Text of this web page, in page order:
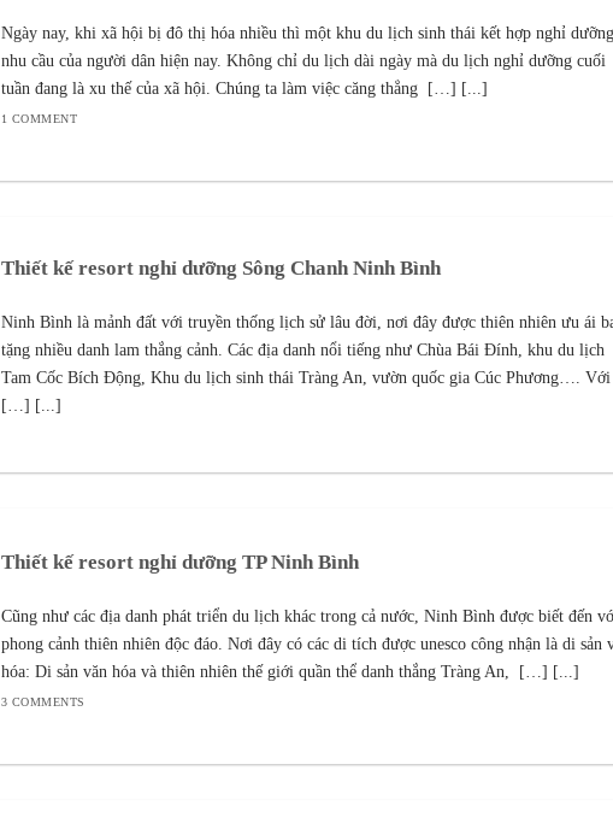
Ngày nay, khi xã hội bị đô thị hóa nhiều thì một khu du lịch sinh thái kết hợp nghỉ
nhu cầu của người dân hiện nay. Không chỉ du lịch dài ngày mà du lịch nghỉ dưỡng cuối
tuần đang là xu thế của xã hội. Chúng ta làm việc căng thẳng […] [...]
1 COMMENT
Thiết kế resort nghỉ dưỡng Sông Chanh Ninh Bình
Ninh Bình là mảnh đất với truyền thống lịch sử lâu đời, nơi đây được thiên nhiên ưu ái
tặng nhiều danh lam thắng cảnh. Các địa danh nổi tiếng như Chùa Bái Đính, khu du lịch
Tam Cốc Bích Động, Khu du lịch sinh thái Tràng An, vườn quốc gia Cúc Phương…. Với
[…] [...]
Thiết kế resort nghỉ dưỡng TP Ninh Bình
Cũng như các địa danh phát triển du lịch khác trong cả nước, Ninh Bình được biết đến
phong cảnh thiên nhiên độc đáo. Nơi đây có các di tích được unesco công nhận là di sản
hóa: Di sản văn hóa và thiên nhiên thế giới quần thể danh thắng Tràng An, […] [...]
3 COMMENTS